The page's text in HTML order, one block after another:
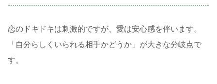
恋のドキドキは刺激的ですが、愛は安心感を伴います。
「自分らしくいられる相手かどうか」が大きな分岐点で
す。